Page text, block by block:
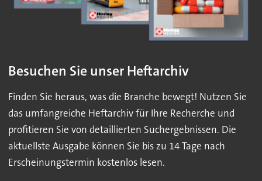
Besuchen Sie unser Heftarchiv
Finden Sie heraus, was die Branche bewegt! Nutzen Sie
das umfangreiche Heftarchiv für Ihre Recherche und
profitieren Sie von detaillierten Suchergebnissen. Die
aktuellste Ausgabe können Sie bis zu 14 Tage nach
Erscheinungstermin kostenlos lesen.